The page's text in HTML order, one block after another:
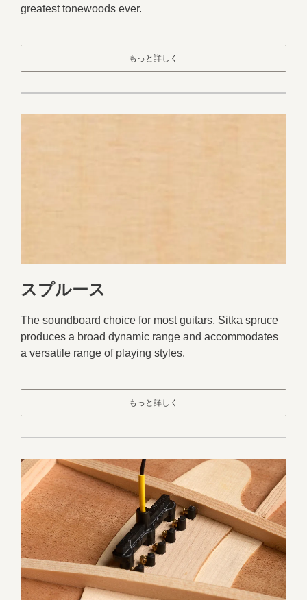
greatest tonewoods ever.
もっと詳しく
スプルース
The soundboard choice for most guitars, Sitka spruce
produces a broad dynamic range and accommodates
a versatile range of playing styles.
もっと詳しく